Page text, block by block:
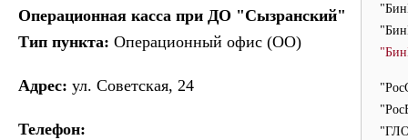
Операционная касса при ДО "Сызранский"
Тип пункта: Операционный офис (ОО)
Адрес: ул. Советская, 24
Телефон: